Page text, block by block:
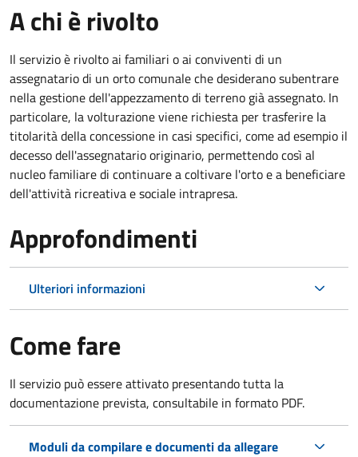
A chi è rivolto
Il servizio è rivolto ai familiari o ai conviventi di un
assegnatario di un orto comunale che desiderano subentrare
nella gestione dell'appezzamento di terreno già assegnato. In
particolare, la volturazione viene richiesta per trasferire la
titolarità della concessione in casi specifici, come ad esempio il
decesso dell'assegnatario originario, permettendo così al
nucleo familiare di continuare a coltivare l'orto e a beneficiare
dell'attività ricreativa e sociale intrapresa.
Approfondimenti
Ulteriori informazioni
Come fare
Il servizio può essere attivato presentando tutta la
documentazione prevista, consultabile in formato PDF.
Moduli da compilare e documenti da allegare